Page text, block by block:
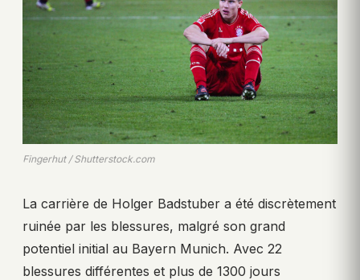
Fingerhut / Shutterstock.com
La carrière de Holger Badstuber a été discrètement
ruinée par les blessures, malgré son grand
potentiel initial au Bayern Munich. Avec 22
blessures différentes et plus de 1300 jours